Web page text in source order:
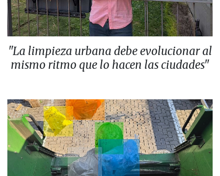
"La limpieza urbana debe evolucionar al
mismo ritmo que lo hacen las ciudades"